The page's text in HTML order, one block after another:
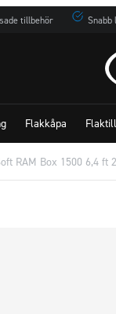
tillbehör Snabb
Flakkåpa
RAM Box 1500 6,4 ft